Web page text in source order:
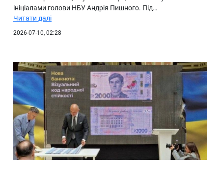
ініціалами голови НБУ Андрія Пишного. Під…
Читати далі
2026-07-10, 02:28